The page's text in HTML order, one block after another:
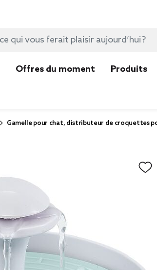
Offres du moment Produits
Gamelle pour chat, distributeur de croquettes